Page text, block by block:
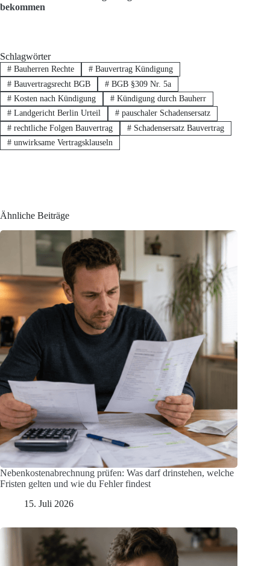
bekommen
Schlagwörter
#Bauherren Rechte #Bauvertrag Kündigung
#Bauvertragsrecht BGB #BGB §309 Nr. 5a
#Kosten nach Kündigung #Kündigung durch Bauherr
#Landgericht Berlin Urteil #pauschaler Schadensersatz
#rechtliche Folgen Bauvertrag #Schadensersatz Bauvertrag
#unwirksame Vertragsklauseln
Ähnliche Beiträge
Nebenkostenabrechnung prüfen: Was darf drinstehen, welche
Fristen gelten und wie du Fehler findest
15. Juli 2026